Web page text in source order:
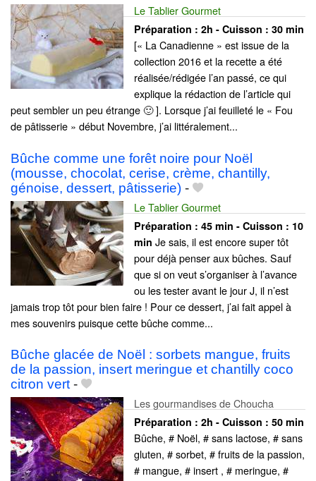
Le Tablier Gourmet
Préparation : 2h - Cuisson : 30 min
[« La Canadienne » est issue de la
collection 2016 et la recette a été
réalisée/rédigée l’an passé, ce qui
explique la rédaction de l’article qui
peut sembler un peu étrange 🙂 ]. Lorsque j’ai feuilleté le « Fou
de pâtisserie » début Novembre, j’ai littéralement...
Bûche comme une forêt noire pour Noël
(mousse, chocolat, cerise, crème, chantilly,
génoise, dessert, pâtisserie) -
Le Tablier Gourmet
Préparation : 45 min - Cuisson : 10
min Je sais, il est encore super tôt
pour déjà penser aux bûches. Sauf
que si on veut s’organiser à l’avance
ou les tester avant le jour J, il n’est
jamais trop tôt pour bien faire ! Pour ce dessert, j’ai fait appel à
mes souvenirs puisque cette bûche comme...
Bûche glacée de Noël : sorbets mangue, fruits
de la passion, insert meringue et chantilly coco
citron vert -
Les gourmandises de Choucha
Préparation : 2h - Cuisson : 50 min
Bûche, # Noël, # sans lactose, # sans
gluten, # sorbet, # fruits de la passion,
# mangue, # insert , # meringue, #